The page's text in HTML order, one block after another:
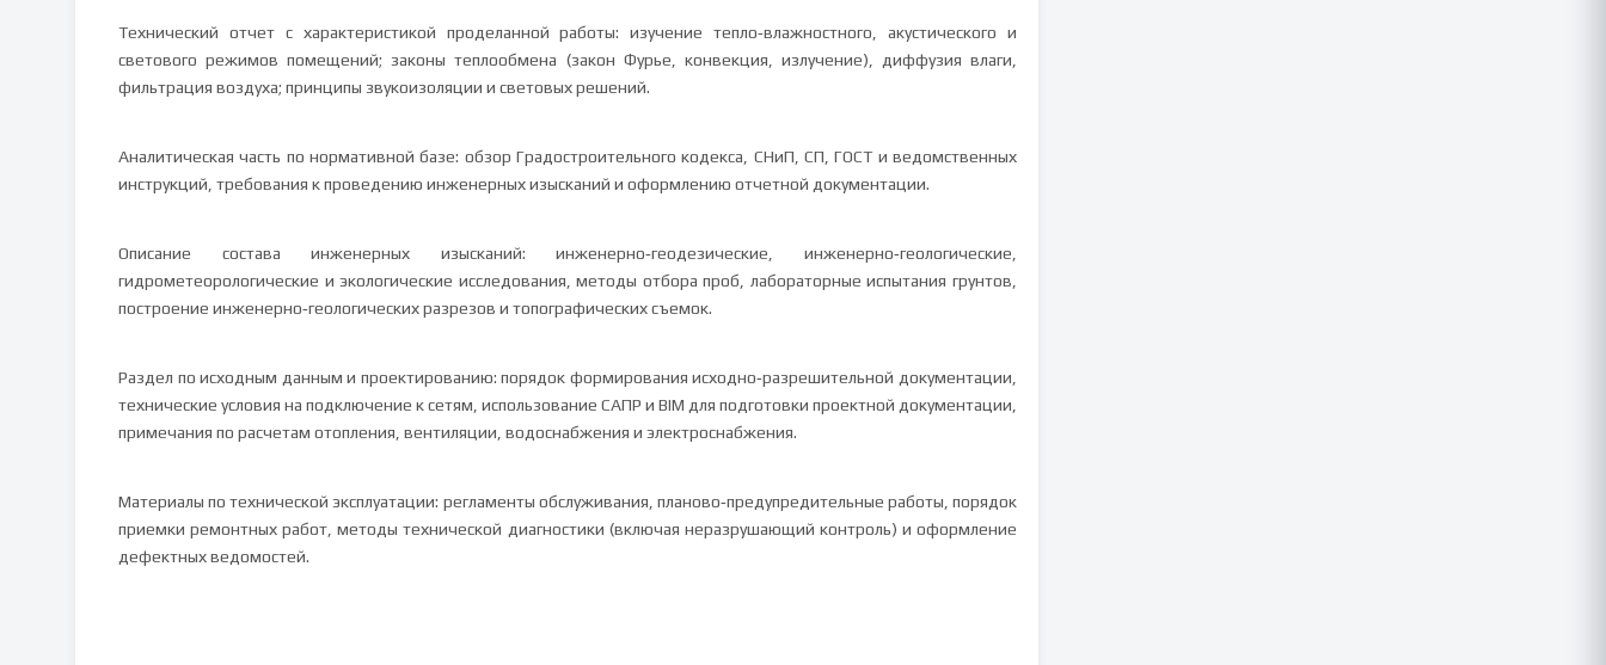
Технический отчет с характеристикой проделанной работы: изучение тепло‑влажностного, акустического и
светового режимов помещений; законы теплообмена (закон Фурье, конвекция, излучение), диффузия влаги,
фильтрация воздуха; принципы звукоизоляции и световых решений.
Аналитическая часть по нормативной базе: обзор Градостроительного кодекса, СНиП, СП, ГОСТ и ведомственных
инструкций, требования к проведению инженерных изысканий и оформлению отчетной документации.
Описание состава инженерных изысканий: инженерно‑геодезические, инженерно‑геологические,
гидрометеорологические и экологические исследования, методы отбора проб, лабораторные испытания грунтов,
построение инженерно‑геологических разрезов и топографических съемок.
Раздел по исходным данным и проектированию: порядок формирования исходно‑разрешительной документации,
технические условия на подключение к сетям, использование САПР и BIM для подготовки проектной документации,
примечания по расчетам отопления, вентиляции, водоснабжения и электроснабжения.
Материалы по технической эксплуатации: регламенты обслуживания, планово‑предупредительные работы, порядок
приемки ремонтных работ, методы технической диагностики (включая неразрушающий контроль) и оформление
дефектных ведомостей.